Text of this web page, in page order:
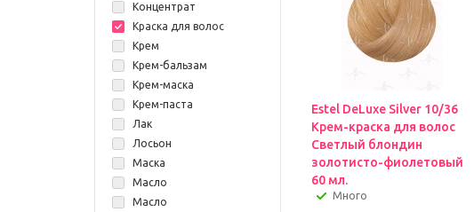
Концентрат
Краска для волос
Крем
Крем-бальзам
Крем-маска
Крем-паста
Лак
Лосьон
Маска
Масло
Масло
Estel DeLuxe Silver 10/36
Крем-краска для волос
Светлый блондин
золотисто-фиолетовый
60 мл.
Много